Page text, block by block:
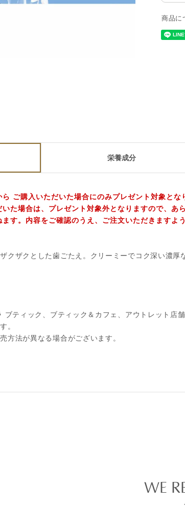
商品に
栄養成分
ら ご購入いただいた場合にのみプレゼント対象とな
いた場合は、プレゼント対象外となりますので、あ
す。内容をご確認のうえ、ご注文いただきますよ
クザクとした歯ごたえ。クリーミーでコク深い濃厚
ブティック、ブティック＆カフェ、アウトレット店
。
方法が異なる場合がございます。
WE